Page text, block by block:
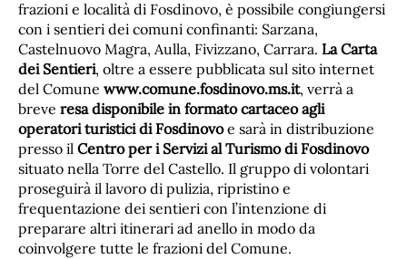
frazioni e località di Fosdinovo, è possibile congiungersi
con i sentieri dei comuni confinanti: Sarzana,
Castelnuovo Magra, Aulla, Fivizzano, Carrara. La Carta
dei Sentieri, oltre a essere pubblicata sul sito internet
del Comune www.comune.fosdinovo.ms.it, verrà a
breve resa disponibile in formato cartaceo agli
operatori turistici di Fosdinovoe sarà in distribuzione
presso il Centro per i Servizi al Turismo di Fosdinovo
situato nella Torre del Castello. Il gruppo di volontari
proseguirà il lavoro di pulizia, ripristino e
frequentazione dei sentieri con l’intenzione di
preparare altri itinerari ad anello in modo da
coinvolgere tutte le frazioni del Comune.